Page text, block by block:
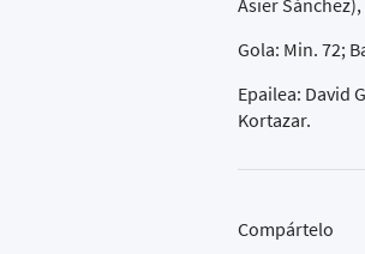
Asier
Gola: Min. 72;
Epailea: David
Kortazar.
Compártelo